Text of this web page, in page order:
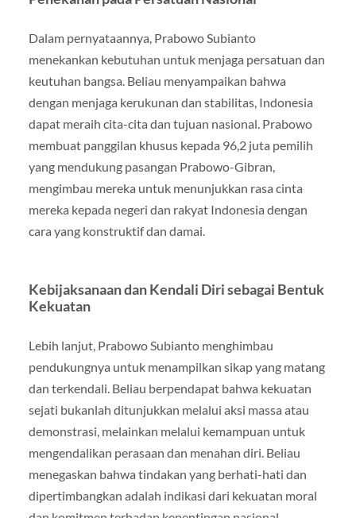
Dalam pernyataannya, Prabowo Subianto
menekankan kebutuhan untuk menjaga persatuan dan
keutuhan bangsa. Beliau menyampaikan bahwa
dengan menjaga kerukunan dan stabilitas, Indonesia
dapat meraih cita-cita dan tujuan nasional. Prabowo
membuat panggilan khusus kepada 96,2 juta pemilih
yang mendukung pasangan Prabowo-Gibran,
mengimbau mereka untuk menunjukkan rasa cinta
mereka kepada negeri dan rakyat Indonesia dengan
cara yang konstruktif dan damai.
Kebijaksanaan dan Kendali Diri sebagai Bentuk
Kekuatan
Lebih lanjut, Prabowo Subianto menghimbau
pendukungnya untuk menampilkan sikap yang matang
dan terkendali. Beliau berpendapat bahwa kekuatan
sejati bukanlah ditunjukkan melalui aksi massa atau
demonstrasi, melainkan melalui kemampuan untuk
mengendalikan perasaan dan menahan diri. Beliau
menegaskan bahwa tindakan yang berhati-hati dan
dipertimbangkan adalah indikasi dari kekuatan moral